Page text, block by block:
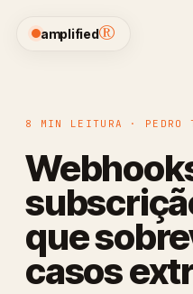
amplified®
8 MIN LEITURA · PEDRO
que
casos